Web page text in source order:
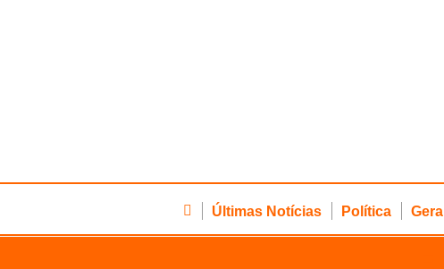
Últimas Notícias Política Geral